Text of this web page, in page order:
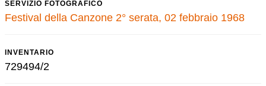
SERVIZIO FOTOGRAFICO
Festival della Canzone 2° serata, 02 febbraio 1968
INVENTARIO
729494/2